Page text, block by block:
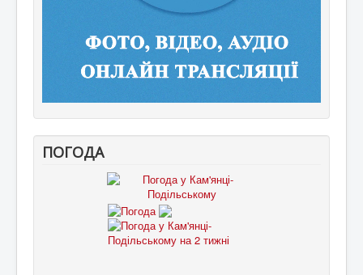
ПОГОДА